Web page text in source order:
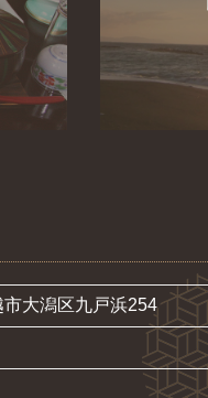
大潟区九戸浜254